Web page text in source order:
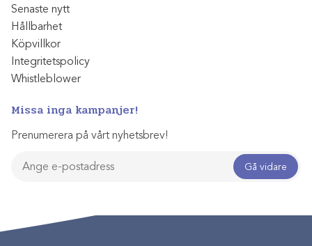
Senaste nytt
Hållbarhet
Köpvillkor
Integritetspolicy
Whistleblower
Missa inga kampanjer!
Prenumerera på vårt nyhetsbrev!
Gå vidare